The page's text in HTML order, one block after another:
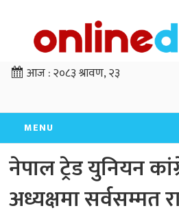
आज :२०८३ श्रावण, २३
MENU
नेपाल ट्रेड युनियन
अध्यक्षमा सर्वसम्मत